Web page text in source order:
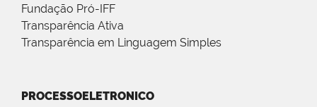
Fundação Pró-IFF
Transparência Ativa
Transparência em Linguagem Simples
PROCESSOELETRONICO